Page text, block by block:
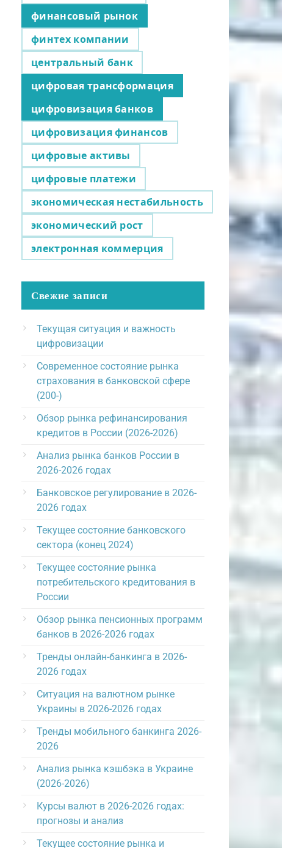
финансовый рынок
финтех компании
центральный банк
цифровая трансформация
цифровизация банков
цифровизация финансов
цифровые активы
цифровые платежи
экономическая нестабильность
экономический рост
электронная коммерция
Свежие записи
Текущая ситуация и важность
цифровизации
Современное состояние рынка
страхования в банковской сфере
(200-)
Обзор рынка рефинансирования
кредитов в России (2026-2026)
Анализ рынка банков России в
2026-2026 годах
Банковское регулирование в 2026-
2026 годах
Текущее состояние банковского
сектора (конец 2024)
Текущее состояние рынка
потребительского кредитования в
России
Обзор рынка пенсионных программ
банков в 2026-2026 годах
Тренды онлайн-банкинга в 2026-
2026 годах
Ситуация на валютном рынке
Украины в 2026-2026 годах
Тренды мобильного банкинга 2026-
2026
Анализ рынка кэшбэка в Украине
(2026-2026)
Курсы валют в 2026-2026 годах:
прогнозы и анализ
Текущее состояние рынка и